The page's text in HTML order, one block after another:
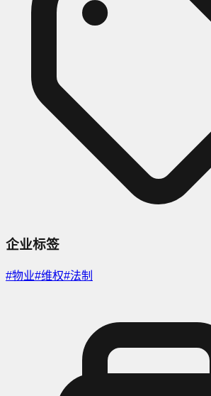
企业标签
#物业#维权#法制